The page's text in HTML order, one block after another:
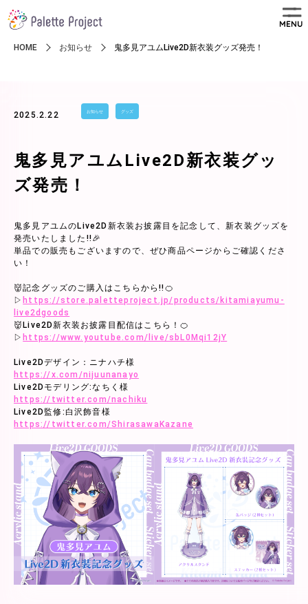
MENU
HOME お知らせ 鬼多見アユムLive2D新衣装グッズ発売！
2025.2.22 お知らせ グッズ
鬼多見アユムLive2D新衣装グッ
ズ発売！
鬼多見アユムのLive2D新衣装お披露目を記念して、新衣装グッズを
発売いたしました!!🎉
単品での販売もございますので、ぜひ商品ページからご確認くださ
い！
👹記念グッズのご購入はこちらから!!🍊
▷ https://store.paletteproject.jp/products/kitamiayumu-
live2dgoods
👹Live2D新衣装お披露目配信はこちら！🍊
▷ https://www.youtube.com/live/sbL0Mqi12jY
Live2Dデザイン：ニナハチ様
https://x.com/nijuunanayo
Live2Dモデリング:なちく様
https://twitter.com/nachiku
Live2D監修:白沢飾音様
https://twitter.com/ShirasawaKazane